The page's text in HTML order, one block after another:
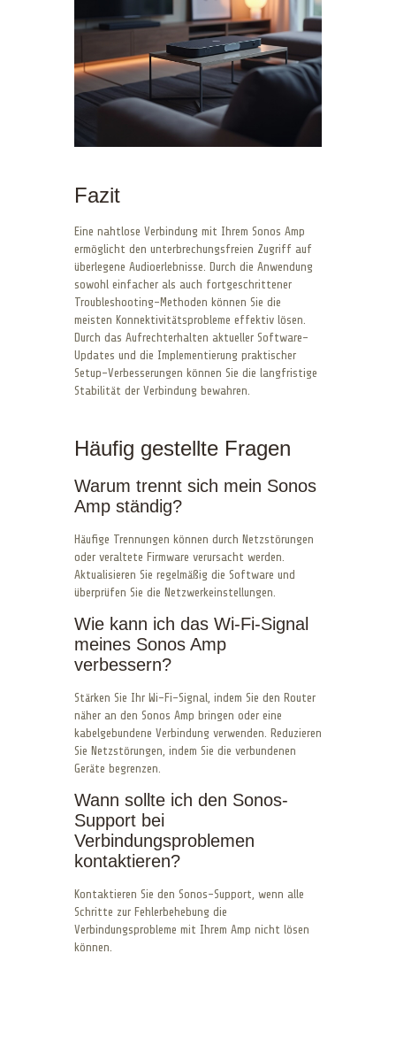
Fazit
Eine nahtlose Verbindung mit Ihrem Sonos Amp
ermöglicht den unterbrechungsfreien Zugriff auf
überlegene Audioerlebnisse. Durch die Anwendung
sowohl einfacher als auch fortgeschrittener
Troubleshooting-Methoden können Sie die
meisten Konnektivitätsprobleme effektiv lösen.
Durch das Aufrechterhalten aktueller Software-
Updates und die Implementierung praktischer
Setup-Verbesserungen können Sie die langfristige
Stabilität der Verbindung bewahren.
Häufig gestellte Fragen
Warum trennt sich mein Sonos
Amp ständig?
Häufige Trennungen können durch Netzstörungen
oder veraltete Firmware verursacht werden.
Aktualisieren Sie regelmäßig die Software und
überprüfen Sie die Netzwerkeinstellungen.
Wie kann ich das Wi-Fi-Signal
meines Sonos Amp
verbessern?
Stärken Sie Ihr Wi-Fi-Signal, indem Sie den Router
näher an den Sonos Amp bringen oder eine
kabelgebundene Verbindung verwenden. Reduzieren
Sie Netzstörungen, indem Sie die verbundenen
Geräte begrenzen.
Wann sollte ich den Sonos-
Support bei
Verbindungsproblemen
kontaktieren?
Kontaktieren Sie den Sonos-Support, wenn alle
Schritte zur Fehlerbehebung die
Verbindungsprobleme mit Ihrem Amp nicht lösen
können.